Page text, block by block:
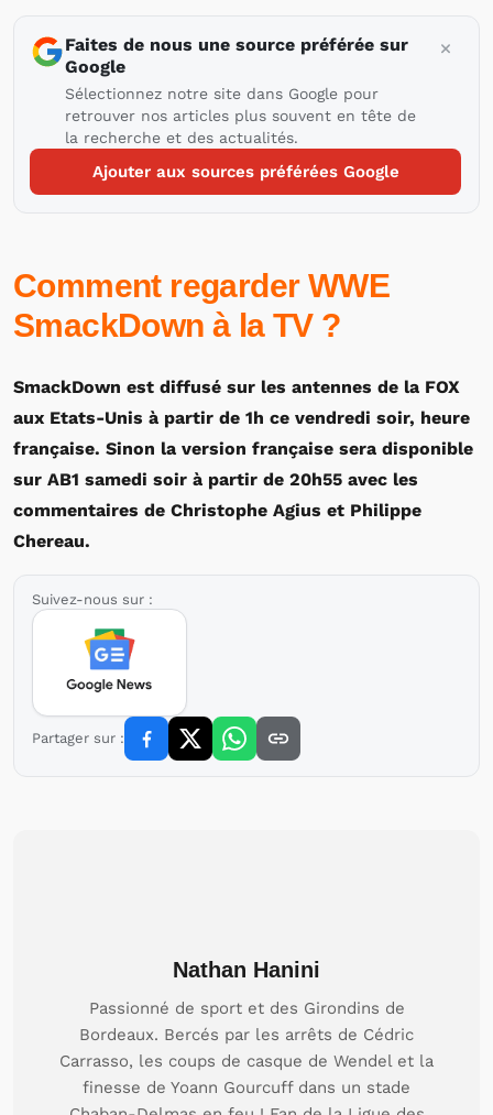
Faites de nous une source préférée sur
Google
Sélectionnez notre site dans Google pour
retrouver nos articles plus souvent en tête de
la recherche et des actualités.
Ajouter aux sources préférées Google
Comment regarder WWE
SmackDown à la TV ?
SmackDown est diffusé sur les antennes de la FOX
aux Etats-Unis à partir de 1h ce vendredi soir, heure
française. Sinon la version française sera disponible
sur AB1 samedi soir à partir de 20h55 avec les
commentaires de Christophe Agius et Philippe
Chereau.
Suivez-nous sur :
Partager sur :
Nathan Hanini
Passionné de sport et des Girondins de
Bordeaux. Bercés par les arrêts de Cédric
Carrasso, les coups de casque de Wendel et la
finesse de Yoann Gourcuff dans un stade